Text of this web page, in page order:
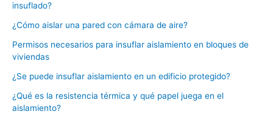
insuflado?
¿Cómo aislar una pared con cámara de aire?
Permisos necesarios para insuflar aislamiento en bloques de
viviendas
¿Se puede insuflar aislamiento en un edificio protegido?
¿Qué es la resistencia térmica y qué papel juega en el
aislamiento?